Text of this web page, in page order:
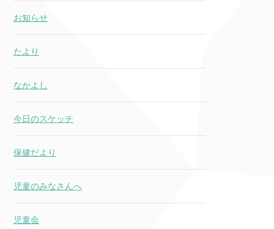
お知らせ
たより
なかよし
今日のスケッチ
保健だより
児童のみなさんへ
児童会